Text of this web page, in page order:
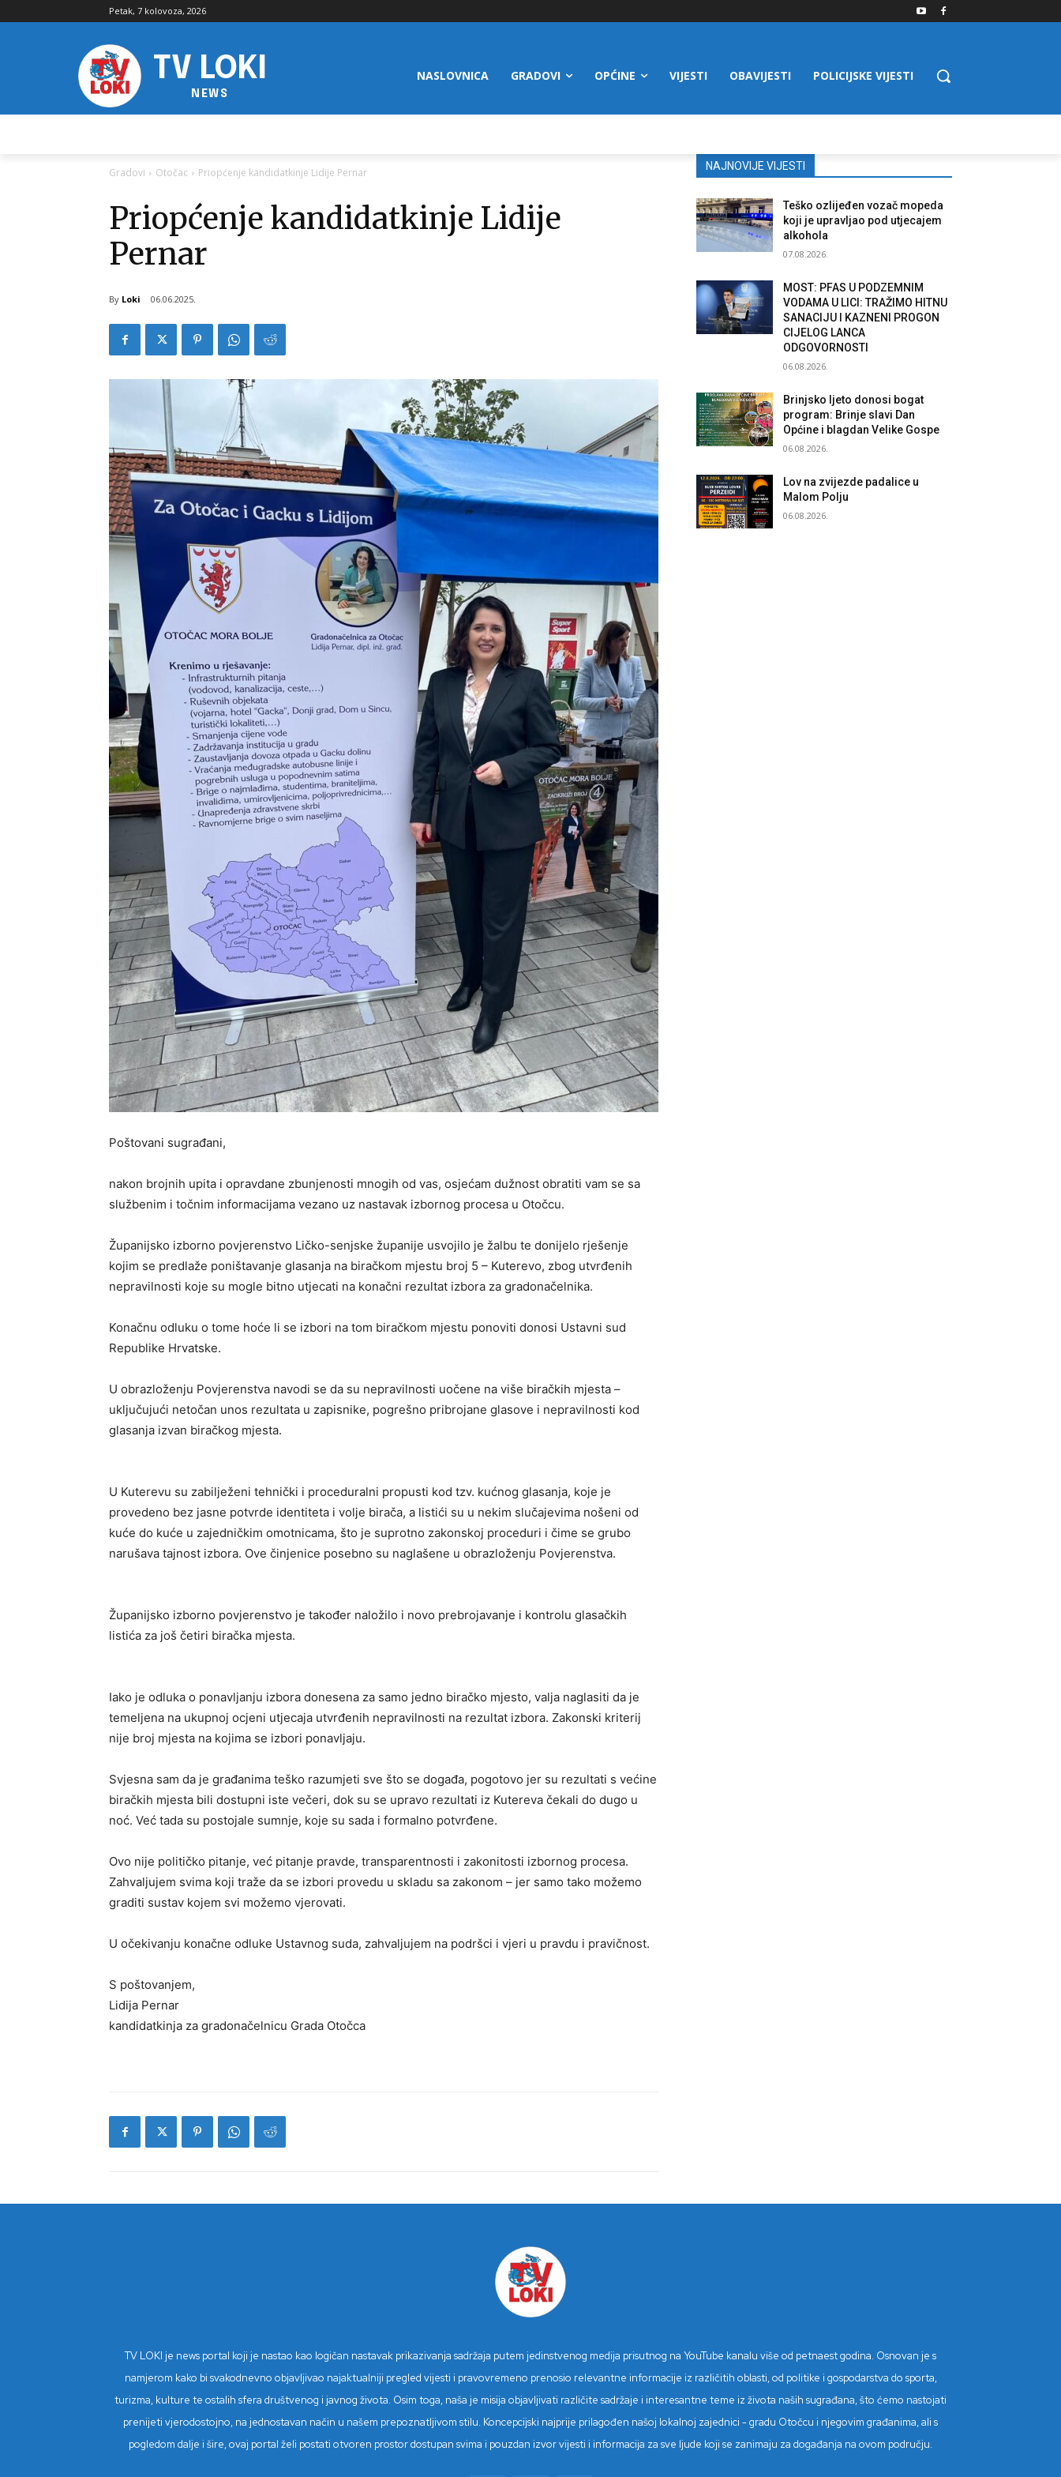
Petak, 7 kolovoza, 2026
TV LOKI
NEWS
NASLOVNICA GRADOVI OPĆINE VIJESTI OBAVIJESTI POLICIJSKE VIJESTI
Gradovi Otočac Priopćenje kandidatkinje Lidije Pernar
Priopćenje kandidatkinje Lidije
Pernar
By Loki 06.06.2025.
Poštovani sugrađani,
nakon brojnih upita i opravdane zbunjenosti mnogih od vas, osjećam dužnost obratiti vam se sa
službenim i točnim informacijama vezano uz nastavak izbornog procesa u Otočcu.
Županijsko izborno povjerenstvo Ličko-senjske županije usvojilo je žalbu te donijelo rješenje
kojim se predlaže poništavanje glasanja na biračkom mjestu broj 5 – Kuterevo, zbog utvrđenih
nepravilnosti koje su mogle bitno utjecati na konačni rezultat izbora za gradonačelnika.
Konačnu odluku o tome hoće li se izbori na tom biračkom mjestu ponoviti donosi Ustavni sud
Republike Hrvatske.
U obrazloženju Povjerenstva navodi se da su nepravilnosti uočene na više biračkih mjesta –
uključujući netočan unos rezultata u zapisnike, pogrešno pribrojane glasove i nepravilnosti kod
glasanja izvan biračkog mjesta.
U Kuterevu su zabilježeni tehnički i proceduralni propusti kod tzv. kućnog glasanja, koje je
provedeno bez jasne potvrde identiteta i volje birača, a listići su u nekim slučajevima nošeni od
kuće do kuće u zajedničkim omotnicama, što je suprotno zakonskoj proceduri i čime se grubo
narušava tajnost izbora. Ove činjenice posebno su naglašene u obrazloženju Povjerenstva.
Županijsko izborno povjerenstvo je također naložilo i novo prebrojavanje i kontrolu glasačkih
listića za još četiri biračka mjesta.
Iako je odluka o ponavljanju izbora donesena za samo jedno biračko mjesto, valja naglasiti da je
temeljena na ukupnoj ocjeni utjecaja utvrđenih nepravilnosti na rezultat izbora. Zakonski kriterij
nije broj mjesta na kojima se izbori ponavljaju.
Svjesna sam da je građanima teško razumjeti sve što se događa, pogotovo jer su rezultati s većine
biračkih mjesta bili dostupni iste večeri, dok su se upravo rezultati iz Kutereva čekali do dugo u
noć. Već tada su postojale sumnje, koje su sada i formalno potvrđene.
Ovo nije političko pitanje, već pitanje pravde, transparentnosti i zakonitosti izbornog procesa.
Zahvaljujem svima koji traže da se izbori provedu u skladu sa zakonom – jer samo tako možemo
graditi sustav kojem svi možemo vjerovati.
U očekivanju konačne odluke Ustavnog suda, zahvaljujem na podršci i vjeri u pravdu i pravičnost.
S poštovanjem,
Lidija Pernar
kandidatkinja za gradonačelnicu Grada Otočca
NAJNOVIJE VIJESTI
Teško ozlijeđen vozač mopeda
koji je upravljao pod utjecajem
alkohola
07.08.2026.
MOST: PFAS U PODZEMNIM
VODAMA U LICI: TRAŽIMO HITNU
SANACIJU I KAZNENI PROGON
CIJELOG LANCA
ODGOVORNOSTI
06.08.2026.
Brinjsko ljeto donosi bogat
program: Brinje slavi Dan
Općine i blagdan Velike Gospe
06.08.2026.
Lov na zvijezde padalice u
Malom Polju
06.08.2026.
TV LOKI je news portal koji je nastao kao logičan nastavak prikazivanja sadržaja putem jedinstvenog medija prisutnog na YouTube kanalu više od petnaest godina. Osnovan je s
namjerom kako bi svakodnevno objavljivao najaktualniji pregled vijesti i pravovremeno prenosio relevantne informacije iz različitih oblasti, od politike i gospodarstva do sporta,
turizma, kulture te ostalih sfera društvenog i javnog života. Osim toga, naša je misija objavljivati različite sadržaje i interesantne teme iz života naših sugrađana, što ćemo nastojati
prenijeti vjerodostojno, na jednostavan način u našem prepoznatljivom stilu. Koncepcijski najprije prilagođen našoj lokalnoj zajednici - gradu Otočcu i njegovim građanima, ali s
pogledom dalje i šire, ovaj portal želi postati otvoren prostor dostupan svima i pouzdan izvor vijesti i informacija za sve ljude koji se zanimaju za događanja na ovom području.